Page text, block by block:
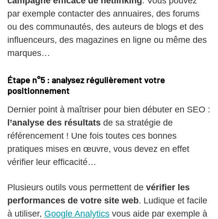
par exemple contacter des annuaires, des forums
ou des communautés, des auteurs de blogs et des
influenceurs, des magazines en ligne ou même des
marques…
Étape n°5 : analysez régulièrement votre
positionnement
Dernier point à maîtriser pour bien débuter en SEO :
l’analyse des résultats de sa stratégie de
référencement ! Une fois toutes ces bonnes
pratiques mises en œuvre, vous devez en effet
vérifier leur efficacité…
Plusieurs outils vous permettent de vérifier les
performances de votre site web. Ludique et facile
à utiliser, Google Analytics vous aide par exemple à